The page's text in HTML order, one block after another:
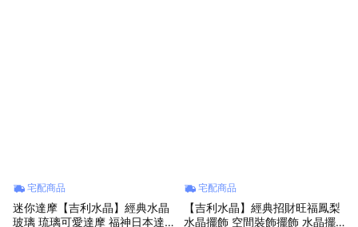
宅配商品
迷你達摩【吉利水晶】經典水晶
玻璃 琉璃可愛達摩 福神日本達
宅配商品
【吉利水晶】經典招財旺福鳳梨
水晶擺飾 空間裝飾擺飾 水晶擺